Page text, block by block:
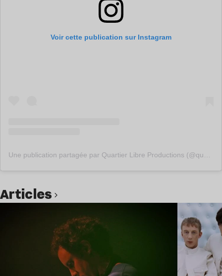
Voir cette publication sur Instagram
Articles